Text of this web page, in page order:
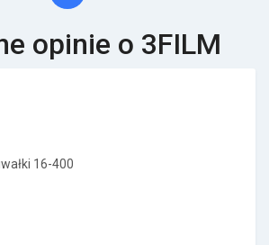
opinie o 3FILM
16-400